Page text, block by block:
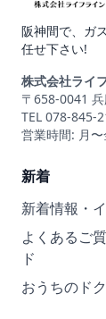
阪神間で、ガ
任せ下さい!
株式会社ライ
〒658-0041
TEL 078-845-
営業時間: 月
新着
新着情報・
よくあるご
ド
おうちのド